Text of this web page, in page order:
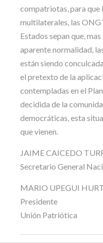
compatriotas, para que
multilaterales, las
Estados sepan que,
aparente normalidad,
están siendo
el pretexto de la
contempladas en el
decidida de la
democráticas, esta
que vienen.
JAIME CAICEDO
Secretario General
MARIO UPEGUI
Presidente
Unión Patriótica